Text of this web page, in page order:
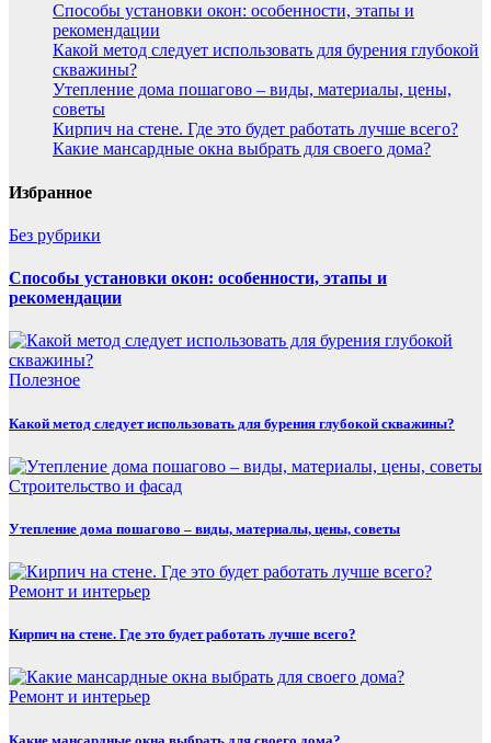
Способы установки окон: особенности, этапы и
рекомендации
Какой метод следует использовать для бурения глубокой
скважины?
Утепление дома пошагово – виды, материалы, цены,
советы
Кирпич на стене. Где это будет работать лучше всего?
Какие мансардные окна выбрать для своего дома?
Избранное
Без рубрики
Способы установки окон: особенности, этапы и
рекомендации
Полезнoe
Какой метод следует использовать для бурения глубокой скважины?
Строительство и фасад
Утепление дома пошагово – виды, материалы, цены, советы
Ремонт и интерьер
Кирпич на стене. Где это будет работать лучше всего?
Ремонт и интерьер